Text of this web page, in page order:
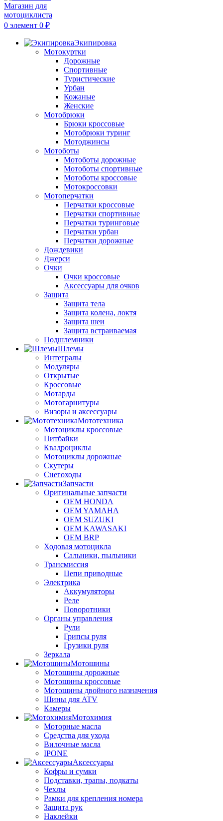
0 элемент 0 ₽
Экипировка
Мотокуртки
Дорожные
Спортивные
Туристические
Урбан
Кожаные
Женские
Мотобрюки
Брюки кроссовые
Мотобрюки туринг
Мотоджинсы
Мотоботы
Мотоботы дорожные
Мотоботы спортивные
Мотоботы кроссовые
Мотокроссовки
Мотоперчатки
Перчатки кроссовые
Перчатки спортивные
Перчатки туринговые
Перчатки урбан
Перчатки дорожные
Дождевики
Джерси
Очки
Очки кроссовые
Аксессуары для очков
Защита
Защита тела
Защита колена, локтя
Защита шеи
Защита встраиваемая
Подшлемники
Шлемы
Интегралы
Модуляры
Открытые
Кроссовые
Мотарды
Мотогарнитуры
Визоры и аксессуары
Мототехника
Мотоциклы кроссовые
Питбайки
Квадроциклы
Мотоциклы дорожные
Скутеры
Снегоходы
Запчасти
Оригинальные запчасти
OEM HONDA
OEM YAMAHA
OEM SUZUKI
OEM KAWASAKI
OEM BRP
Ходовая мотоцикла
Сальники, пыльники
Трансмиссия
Цепи приводные
Электрика
Аккумуляторы
Реле
Поворотники
Органы управления
Рули
Грипсы руля
Грузики руля
Зеркала
Мотошины
Мотошины дорожные
Мотошины кроссовые
Мотошины двойного назначения
Шины для ATV
Камеры
Мотохимия
Моторные масла
Средства для ухода
Вилочные масла
IPONE
Аксессуары
Кофры и сумки
Подставки, трапы, подкаты
Чехлы
Рамки для крепления номера
Защита рук
Наклейки